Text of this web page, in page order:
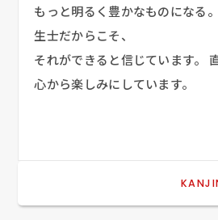
もっと明るく豊かなものになる
生士だからこそ、
それができると信じています。
心から楽しみにしています。
初開
を超